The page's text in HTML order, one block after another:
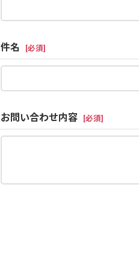
件名 [必須]
お問い合わせ内容 [必須]